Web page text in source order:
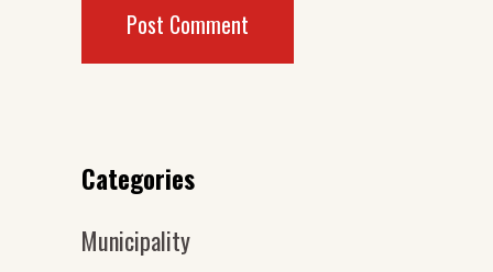
Categories
Municipality